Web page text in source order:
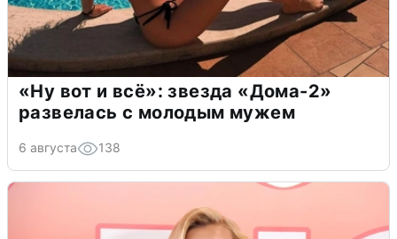
«Ну вот и всё»: звезда «Дома-2»
развелась с молодым мужем
6 августа 138